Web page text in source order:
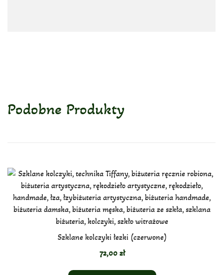
Podobne Produkty
Szklane kolczyki łezki (czerwone)
72,00 zł